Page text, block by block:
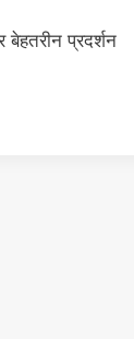
प्रदर्शन